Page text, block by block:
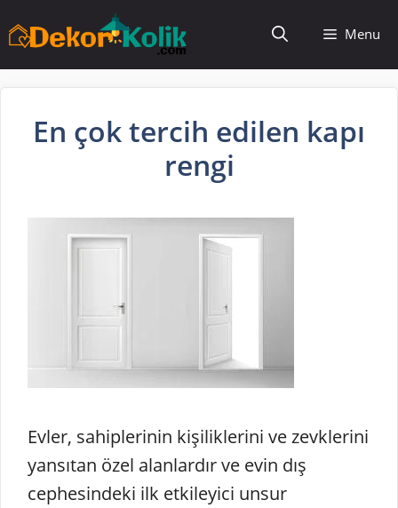
atla
Menu
En çok tercih edilen kapı
rengi
Evler, sahiplerinin kişiliklerini ve zevklerini
yansıtan özel alanlardır ve evin dış
cephesindeki ilk etkileyici unsur